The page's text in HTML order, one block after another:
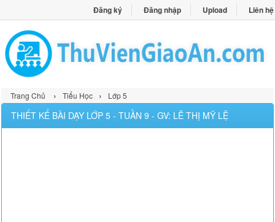
Đăng ký Đăng nhập Upload Liên hệ
Trang Chủ › Tiểu Học › Lớp 5
THIẾT KẾ BÀI DẠY LỚP 5 - TUẦN 9 - GV: LÊ THỊ MỸ LỆ